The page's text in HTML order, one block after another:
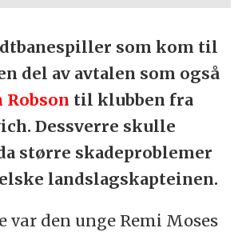
som kom til
del av avtalen som også
Robson til klubben fra
Dessverre skulle
større skadeproblemer
landslagskapteinen.
var den unge Remi Moses